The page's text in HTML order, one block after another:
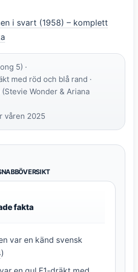
i svart (1958) – komplett
5) ·
med röd och blå rand ·
(Stevie Wonder & Ariana
våren 2025
fakta
var en känd svensk
)